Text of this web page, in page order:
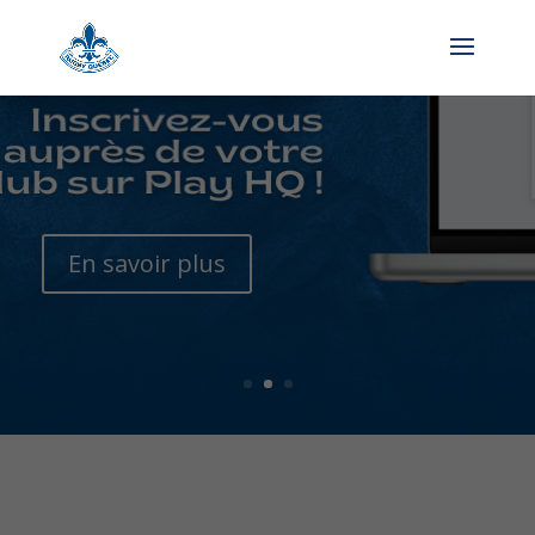
En savoir plus